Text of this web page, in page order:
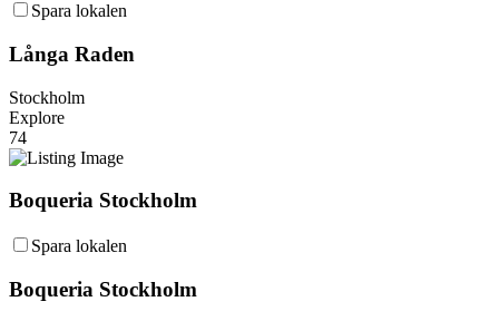
Spara lokalen
Långa Raden
Stockholm
Explore
74
Boqueria Stockholm
Spara lokalen
Boqueria Stockholm